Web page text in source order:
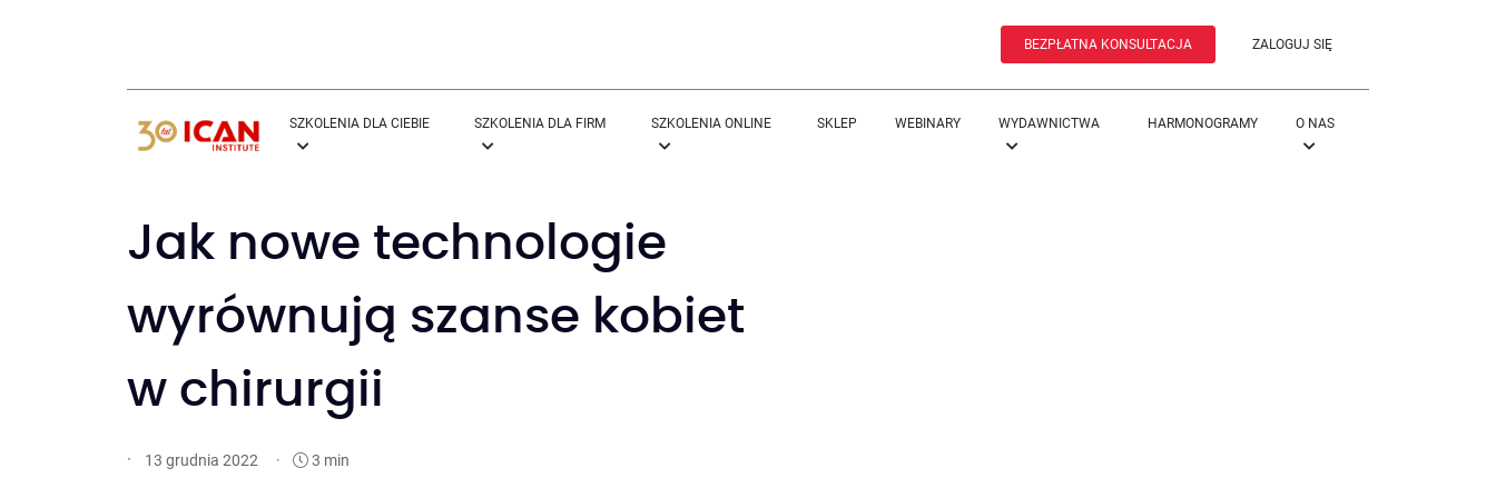
BEZPŁATNA KONSULTACJA ZALOGUJ SIĘ
SZKOLENIA DLA CIEBIE SZKOLENIA DLA FIRM SZKOLENIA ONLINE SKLEP WEBINARY WYDAWNICTWA HARMONOGRAMY O NAS
Jak nowe technologie
wyrównują szanse kobiet
w chirurgii
· 13 grudnia 2022 · 3 min